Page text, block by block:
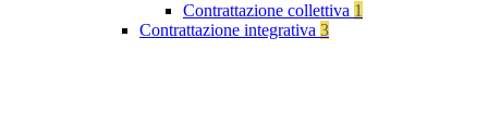
Contrattazione collettiva 1
Contrattazione integrativa 3